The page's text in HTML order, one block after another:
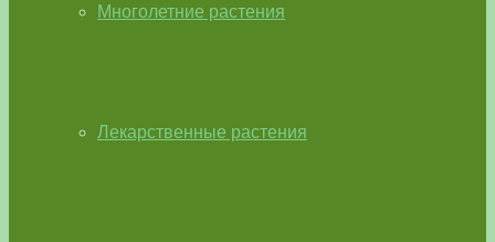
Многолетние растения
Лекарственные растения